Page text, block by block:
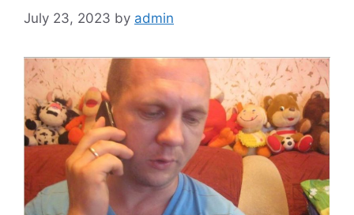
July 23, 2023 by admin